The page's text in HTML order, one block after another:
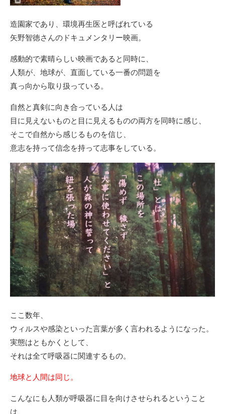
造園家であり、環境再生医と呼ばれている
矢野智徳さんのドキュメンタリー映画。
感動的で素晴らしい映画であると同時に、
人類が、地球が、直面している一番の問題を
真っ向から取り扱っている。
自然と真剣に向き合っている人は
目に見えないものと目に見えるものの両方を同時に感じ、
そこで自然から感じるものを信じ、
意志を持って信念を持って志事をしている。
ここ数年、
ウィルスや感染といった言葉が多く言われるようになった。
実態はともかくとして、
それは全て呼吸器に関連するもの。
地球と人間は同じ。
こんなにも人類が呼吸器に目を向けさせられるということ
は、